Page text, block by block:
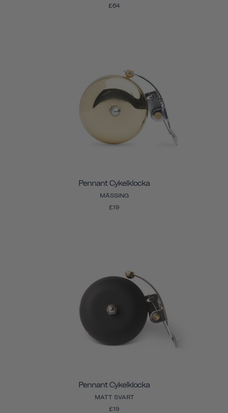
£64
Pennant Cykelklocka
MÄSSING
£19
Pennant Cykelklocka
MATT SVART
£19